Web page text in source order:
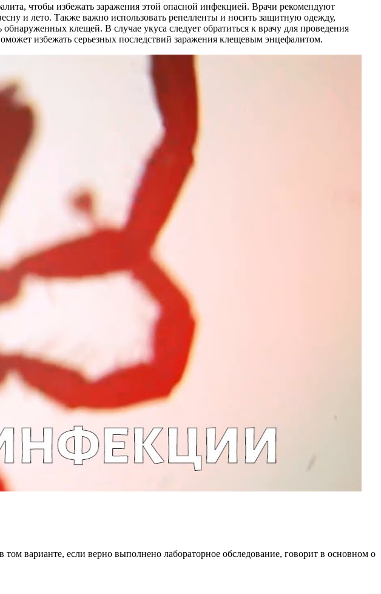
чтобы избежать заражения этой опасной инфекцией. Врачи рекомендуют
и лето. Также важно использовать репелленты и носить защитную одежду,
клещей. В случае укуса следует обратиться к врачу для проведения
избежать серьезных последствий заражения клещевым энцефалитом.
варианте, если верно выполнено лабораторное обследование, говорит в основном о